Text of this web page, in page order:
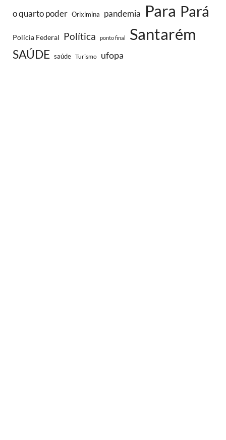
o quarto poder Oriximina pandemia Para Pará
Polícia Federal Política ponto final Santarém
SAÚDE saúde Turismo ufopa